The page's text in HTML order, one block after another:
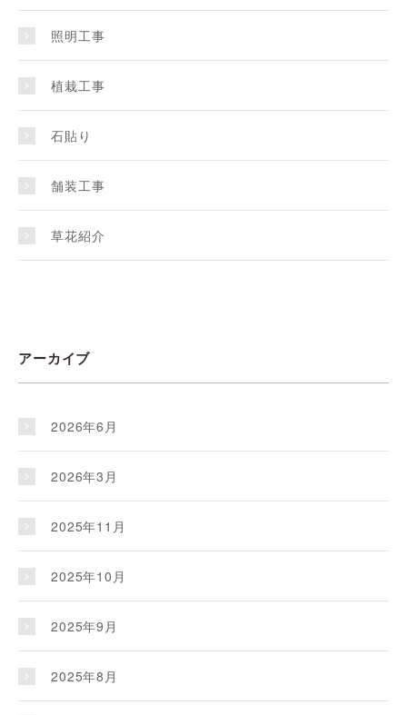
照明工事
植栽工事
石貼り
舗装工事
草花紹介
アーカイブ
2026年6月
2026年3月
2025年11月
2025年10月
2025年9月
2025年8月